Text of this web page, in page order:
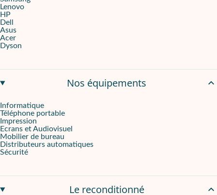
Lenovo
HP
Dell
Asus
Acer
Dyson
Nos équipements
Informatique
Téléphone portable
Impression
Ecrans et Audiovisuel
Mobilier de bureau
Distributeurs automatiques
Sécurité
Le reconditionné